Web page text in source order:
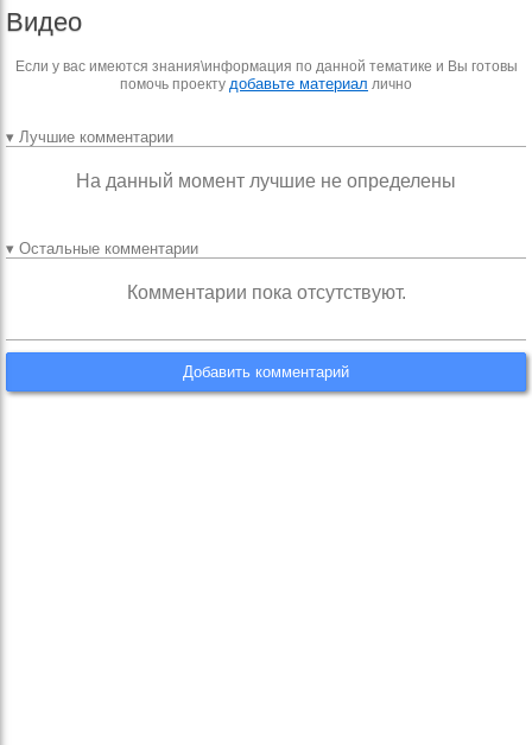
Видео
Если у вас имеются знания\информация по данной тематике и Вы готовы
помочь проекту добавьте материал лично
▾ Лучшие комментарии
На данный момент лучшие не определены
▾ Остальные комментарии
Комментарии пока отсутствуют.
Добавить комментарий